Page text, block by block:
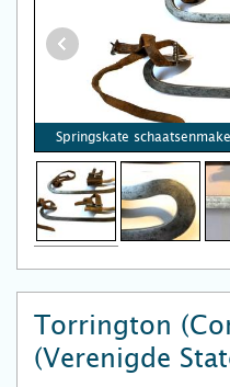
Springskate
Torrington
(Verenigde